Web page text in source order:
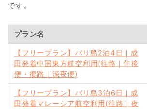
です。
プラン名
【フリープラン】バリ島2泊4日｜成
田発着中国東方航空利用(往路｜午後
便・復路｜深夜便)
【フリープラン】バリ島3泊6日｜成
田発着マレーシア航空利用(往路｜夜